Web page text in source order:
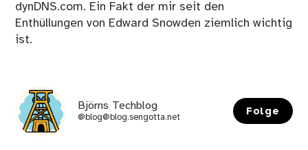
dynDNS.com. Ein Fakt der mir seit den
Enthüllungen von Edward Snowden ziemlich wichtig
ist.
Björns Techblog
@blog@blog.sengotta.net
Folge